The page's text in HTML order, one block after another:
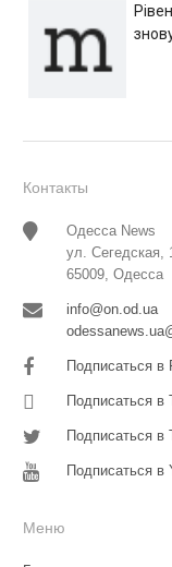
Контакты
Одесса News
ул. Сегедская,
65009, Одесса
info@on.od.ua
Подписаться в
Подписаться в
Подписаться в
Подписаться в
Меню